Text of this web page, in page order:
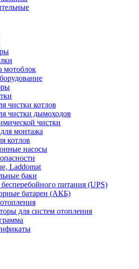
мотоблок
чистки котлов
чистки дымоходов
чистки
монтажа
котлов
насосы
Laddomat
баки
питания (UPS)
батареи (АКБ)
для систем отопления